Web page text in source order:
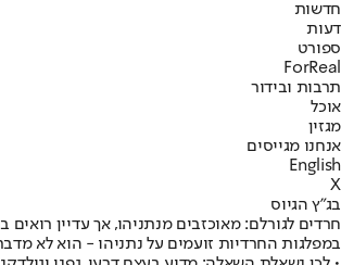
חדשות
דעות
ספורט
ForReal
תרבות ובידור
אוכל
מגזין
אנחנו מגייסים
English
X
בג"ץ הגיוס
חרדים לגורלם: מאוכזבים מנתניהו, אך עדיין רואים
במפלגות החרדיות זועמים על נתניהו - הוא לא